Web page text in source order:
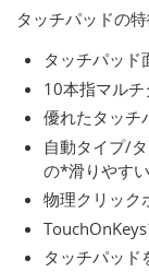
タッチパッドの
タッチパッ
10本指マル
優れたタッチ
自動タイプ/
の*滑りやす
物理クリック
タッチパッド